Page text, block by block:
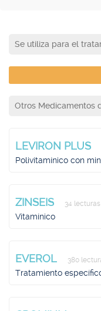
Se utiliza para el
Otros Medicamentos
LEVIRON PLUS
Polivitamínico con
ZINSEIS 34 lecturas
Vitamínico
EVEROL 380
Tratamiento